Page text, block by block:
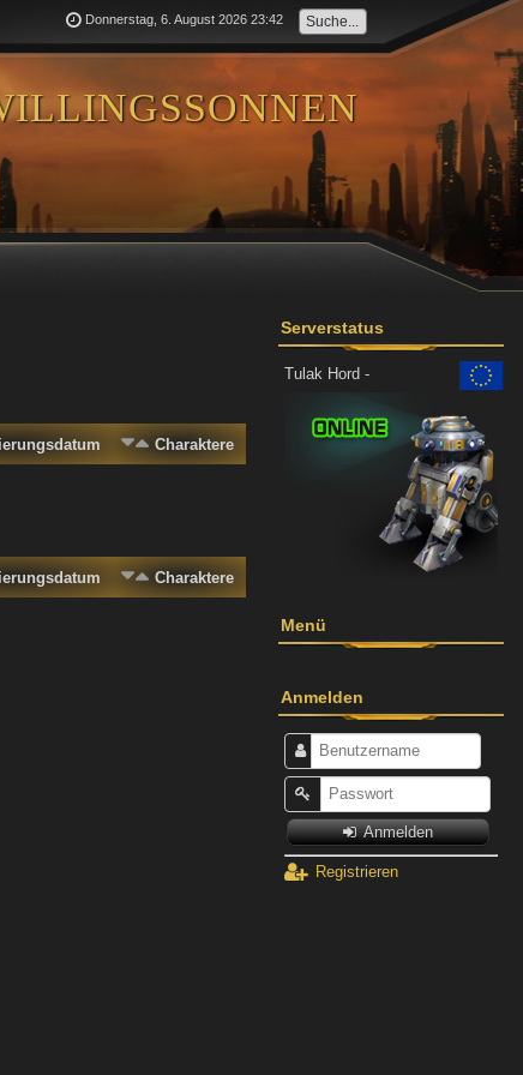
Donnerstag, 6. August 2026 23:42
Charaktere
Charaktere
Serverstatus
Tulak Hord -
Menü
Anmelden
Anmelden
Registrieren